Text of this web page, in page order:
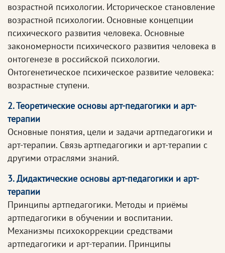
возрастной психологии. Историческое становление
возрастной психологии. Основные концепции
психического развития человека. Основные
закономерности психического развития человека в
онтогенезе в российской психологии.
Онтогенетическое психическое развитие человека:
возрастные ступени.
2. Теоретические основы арт-педагогики и арт-
терапии
Основные понятия, цели и задачи артпедагогики и
арт-терапии. Связь артпедагогики и арт-терапии с
другими отраслями знаний.
3. Дидактические основы арт-педагогики и арт-
терапии
Принципы артпедагогики. Методы и приёмы
артпедагогики в обучении и воспитании.
Механизмы психокоррекции средствами
артпедагогики и арт-терапии. Принципы